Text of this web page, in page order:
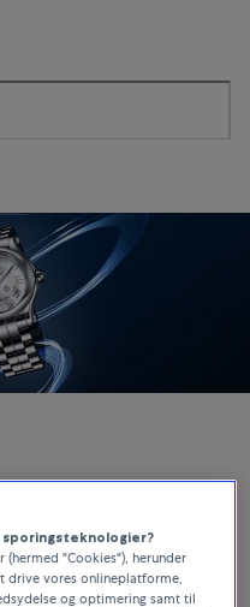
og haute joaillerie er
modige kreativitet og
"Cookies"), herunder
drive vores onlineplatforme,
og optimering samt til